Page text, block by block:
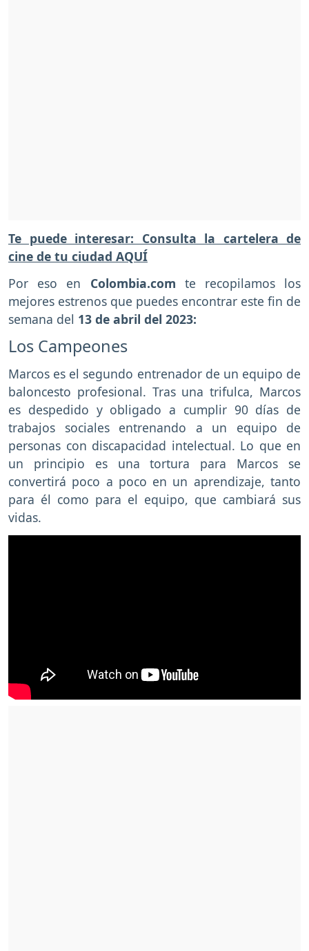
Te puede interesar: Consulta la cartelera de
cine de tu ciudad AQUÍ
Por eso en Colombia.com te recopilamos los
mejores estrenos que puedes encontrar este fin de
semana del 13 de abril del 2023:
Los Campeones
Marcos es el segundo entrenador de un equipo de
baloncesto profesional. Tras una trifulca, Marcos
es despedido y obligado a cumplir 90 días de
trabajos sociales entrenando a un equipo de
personas con discapacidad intelectual. Lo que en
un principio es una tortura para Marcos se
convertirá poco a poco en un aprendizaje, tanto
para él como para el equipo, que cambiará sus
vidas.